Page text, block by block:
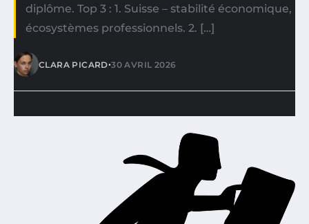
diplôme. Top 3 : 1. Suisse – stabilité économique,
écosystèmes professionnels. 2. […]
CLARA PICARD•30 AVRIL 2026